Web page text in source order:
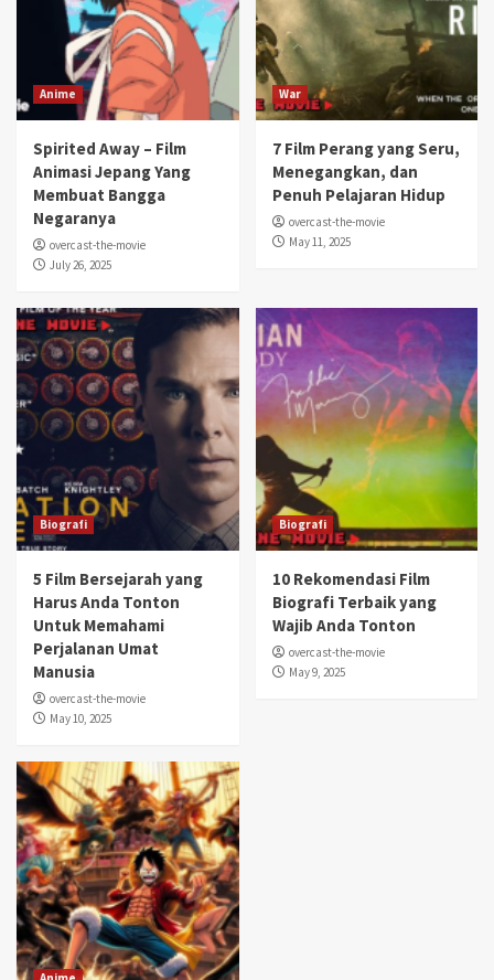
Anime
Spirited Away – Film
Animasi Jepang Yang
Membuat Bangga
Negaranya
overcast-the-movie
July 26, 2025
War
7 Film Perang yang Seru,
Menegangkan, dan
Penuh Pelajaran Hidup
overcast-the-movie
May 11, 2025
Biografi
5 Film Bersejarah yang
Harus Anda Tonton
Untuk Memahami
Perjalanan Umat
Manusia
overcast-the-movie
May 10, 2025
Biografi
10 Rekomendasi Film
Biografi Terbaik yang
Wajib Anda Tonton
overcast-the-movie
May 9, 2025